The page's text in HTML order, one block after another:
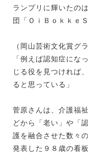
ランプリに輝いたの
団「ＯｉＢｏｋｋｅ
（岡山芸術文化賞グ
「例えば認知症にな
じる役を見つければ
ると思っている」
菅原さんは、介護福
どから「老い」や「
護を融合させた数々
発表した９８歳の看